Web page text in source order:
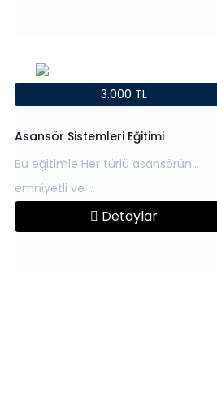
3.000 TL
Asansör Sistemleri Eğitimi
Bu eğitimle Her türlü asansörün
Detaylar